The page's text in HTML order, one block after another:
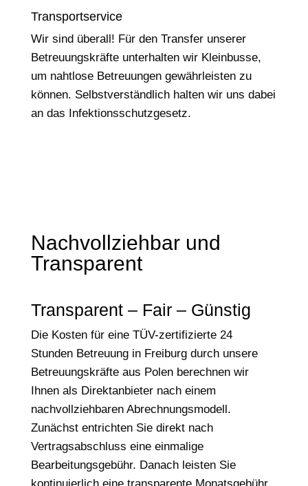
Transportservice
Wir sind überall! Für den Transfer unserer
Betreuungskräfte unterhalten wir Kleinbusse,
um nahtlose Betreuungen gewährleisten zu
können. Selbstverständlich halten wir uns dabei
an das Infektionsschutzgesetz.
Nachvollziehbar und
Transparent
Transparent – Fair – Günstig
Die Kosten für eine TÜV-zertifizierte 24
Stunden Betreuung in Freiburg durch unsere
Betreuungskräfte aus Polen berechnen wir
Ihnen als Direktanbieter nach einem
nachvollziehbaren Abrechnungsmodell.
Zunächst entrichten Sie direkt nach
Vertragsabschluss eine einmalige
Bearbeitungsgebühr. Danach leisten Sie